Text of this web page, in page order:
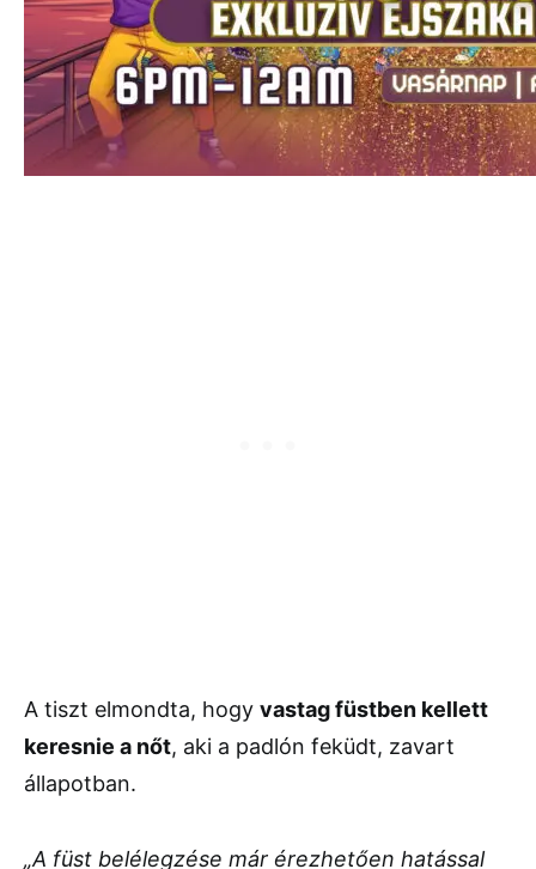
A tiszt elmondta, hogy vastag füstben kellett
keresnie a nőt, aki a padlón feküdt, zavart
állapotban.
„A füst belélegzése már érezhetően hatással